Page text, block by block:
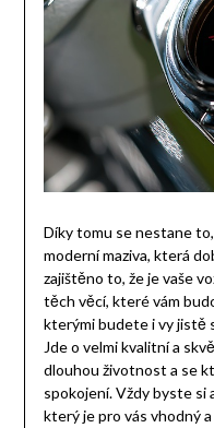
Díky tomu se nestane
moderní maziva, která
zajištěno to, že je vaše
těch věcí, které vám
kterými budete i vy jistě
Jde o velmi kvalitní a
dlouhou životnost a se
spokojení. Vždy byste si
který je pro vás vhodný